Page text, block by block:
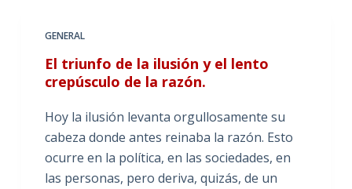
GENERAL
El triunfo de la ilusión y el lento
crepúsculo de la razón.
Hoy la ilusión levanta orgullosamente su
cabeza donde antes reinaba la razón. Esto
ocurre en la política, en las sociedades, en
las personas, pero deriva, quizás, de un